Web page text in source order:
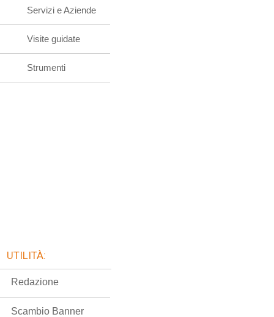
Servizi e Aziende
Visite guidate
Strumenti
UTILITÀ:
Redazione
Scambio Banner